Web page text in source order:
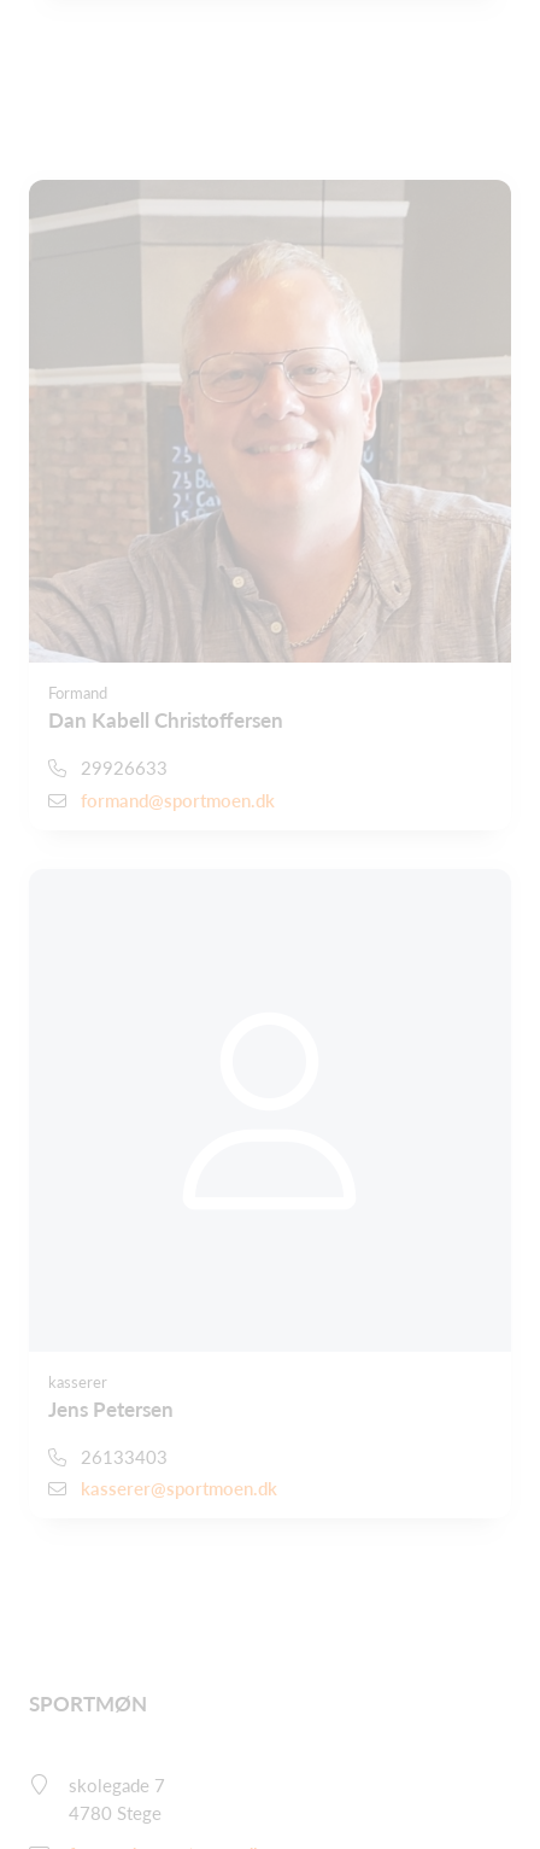
Formand
Dan Kabell Christoffersen
29926633
formand@sportmoen.dk
kasserer
Jens Petersen
26133403
kasserer@sportmoen.dk
SPORTMØN
skolegade 7
4780 Stege